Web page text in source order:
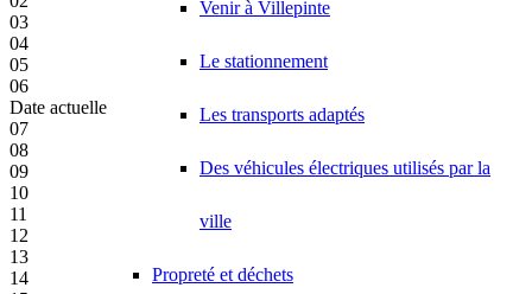
Venir à Villepinte
Le stationnement
Les transports adaptés
Des véhicules électriques utilisés par la
ville
Propreté et déchets
03
04
05
06
Date actuelle
07
08
09
10
11
12
13
14